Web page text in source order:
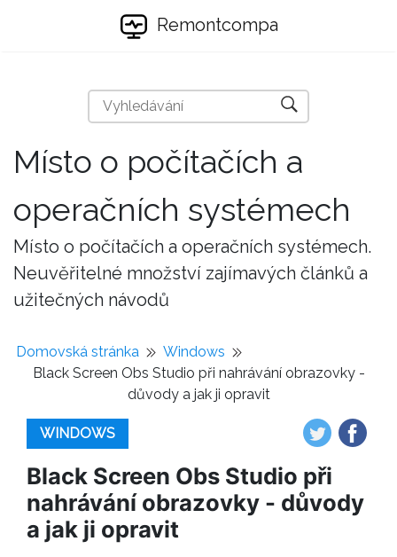
Remontcompa
Místo o počítačích a
operačních systémech
Místo o počítačích a operačních systémech.
Neuvěřitelné množství zajímavých článků a
užitečných návodů
Domovská stránka
Windows
Black Screen Obs Studio při nahrávání obrazovky -
důvody a jak ji opravit
WINDOWS
Black Screen Obs Studio při
nahrávání obrazovky - důvody
a jak ji opravit